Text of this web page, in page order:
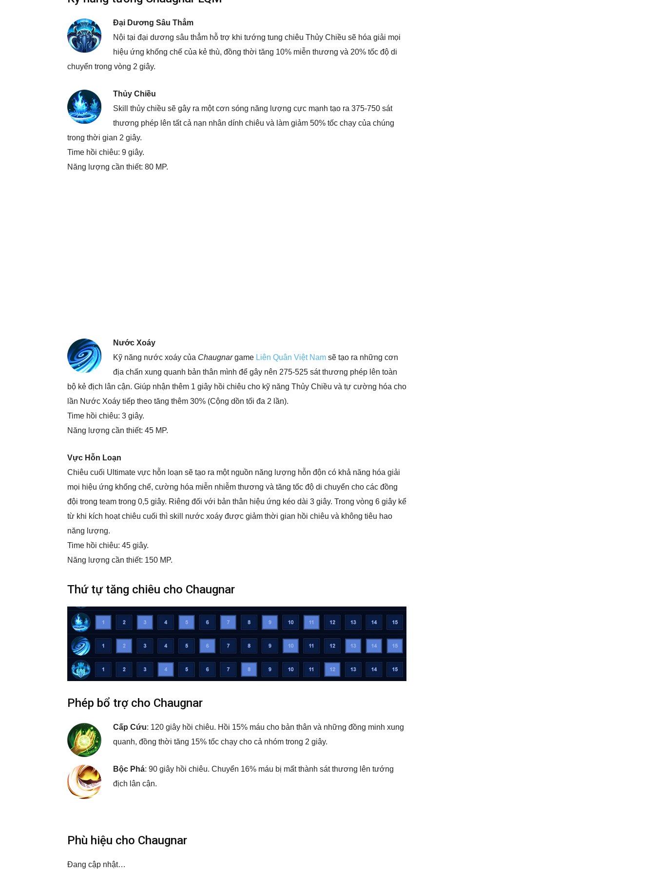
Đại Dương Sâu Thẳm
Nội tại đại dương sâu thẳm hỗ trợ khi tướng tung chiêu Thủy Chiều sẽ hóa giải mọi
hiệu ứng khống chế của kẻ thù, đồng thời tăng 10% miễn thương và 20% tốc độ di
chuyển trong vòng 2 giây.
Thủy Chiều
Skill thủy chiều sẽ gây ra một cơn sóng năng lượng cực mạnh tạo ra 375-750 sát
thương phép lên tất cả nạn nhân dính chiêu và làm giảm 50% tốc chạy của chúng
trong thời gian 2 giây.
Time hồi chiêu: 9 giây.
Năng lượng cần thiết: 80 MP.
Nước Xoáy
Kỹ năng nước xoáy của Chaugnargame Liên Quân Việt Nam sẽ tạo ra những cơn
địa chấn xung quanh bản thân mình để gây nên 275-525 sát thương phép lên toàn
bộ kẻ địch lân cận. Giúp nhận thêm 1 giây hồi chiêu cho kỹ năng Thủy Chiều và tự cường hóa cho
lần Nước Xoáy tiếp theo tăng thêm 30% (Cộng dồn tối đa 2 lần).
Time hồi chiêu: 3 giây.
Năng lượng cần thiết: 45 MP.
Vực Hỗn Loạn
Chiêu cuối Ultimate vực hỗn loạn sẽ tạo ra một nguồn năng lượng hỗn độn có khả năng hóa giải
mọi hiệu ứng khống chế, cường hóa miễn nhiễm thương và tăng tốc độ di chuyển cho các đồng
đội trong team trong 0,5 giây. Riêng đối với bản thân hiệu ứng kéo dài 3 giây. Trong vòng 6 giây kể
từ khi kích hoạt chiêu cuối thì skill nước xoáy được giảm thời gian hồi chiêu và không tiêu hao
năng lượng.
Time hồi chiêu: 45 giây.
Năng lượng cần thiết: 150 MP.
Thứ tự tăng chiêu cho Chaugnar
Phép bổ trợ cho Chaugnar
Cấp Cứu: 120 giây hồi chiêu. Hồi 15% máu cho bản thân và những đồng minh xung
quanh, đồng thời tăng 15% tốc chạy cho cả nhóm trong 2 giây.
Bộc Phá: 90 giây hồi chiêu. Chuyển 16% máu bị mất thành sát thương lên tướng
địch lân cận.
Phù hiệu cho Chaugnar
Đang cập nhật…